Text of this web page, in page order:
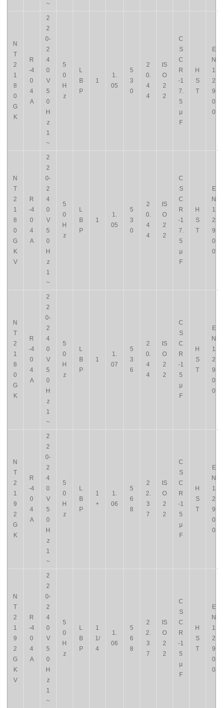
~
N
T
2
1
8
0
G
K
R
-4
0
4
A
2
2
0-
2
4
0
V
5
0
H
z
1
~
5
0
H
z
L
B
P
1
1.
05
5
3
0
2
0.
4
4
IS
O
2
2
C
S
C
R
-1
7.
5
μ
F
H
S
T
E
N
1
2
9
0
0
N
T
2
1
8
0
G
K
V
R
-4
0
4
A
2
2
0-
2
4
0
V
5
0
H
z
1
~
5
0
H
z
L
B
P
1
1.
05
5
3
0
2
0.
4
4
IS
O
2
2
C
S
C
R
-1
7.
5
μ
F
H
S
T
E
N
1
2
9
0
0
N
T
2
1
8
0
G
K
R
-4
0
4
A
2
2
0-
2
4
0
V
5
0
H
z
1
~
5
0
H
z
L
B
P
1
1.
07
5
3
6
2
0.
4
4
IS
O
2
2
C
S
C
R
-1
5
μ
F
H
S
T
E
N
1
2
9
0
0
N
T
2
1
9
2
G
K
R
-4
0
4
A
2
2
0-
2
4
0
V
5
0
H
z
1
~
5
0
H
z
L
B
P
1
+
1.
06
5
6
8
2
2.
3
7
IS
O
2
2
C
S
C
R
-1
5
μ
F
H
S
T
E
N
1
2
9
0
0
N
T
2
1
9
2
G
K
V
R
-4
0
4
A
2
2
0-
2
4
0
V
5
0
H
z
1
~
5
0
H
z
L
B
P
1
1/
4
1.
06
5
6
8
2
2.
3
7
IS
O
2
2
C
S
C
R
-1
5
μ
F
H
S
T
E
N
1
2
9
0
0